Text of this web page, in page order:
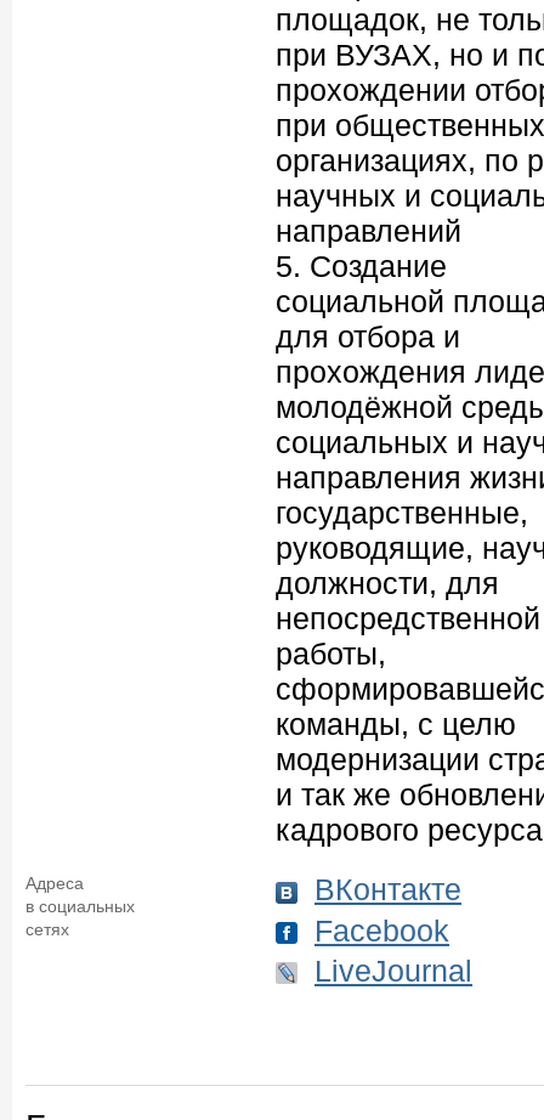
площадок, не
при ВУЗАХ, но и
прохождении
при общественных
организациях, по
научных и
направлений
5. Создание
социальной
для отбора и
прохождения
молодёжной
социальных и
направления
государственные,
руководящие,
должности, для
непосредственной
работы,
команды, с целю
модернизации
и так же
кадрового ресурса
Адреса
в социальных
сетях
ВКонтакте
Facebook
LiveJournal